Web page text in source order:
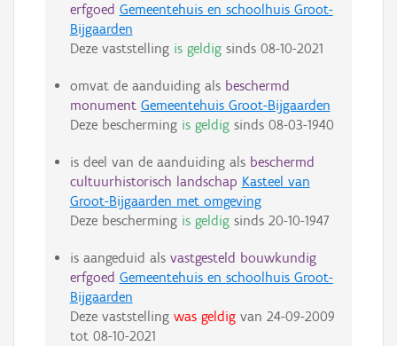
erfgoed Gemeentehuis en schoolhuis Groot-
Bijgaarden
Deze vaststelling is geldigsinds 08-10-2021
omvat de aanduiding als beschermd
monument Gemeentehuis Groot-Bijgaarden
Deze bescherming is geldigsinds 08-03-1940
is deel van de aanduiding als beschermd
cultuurhistorisch landschap Kasteel van
Groot-Bijgaarden met omgeving
Deze bescherming is geldigsinds 20-10-1947
is aangeduid als vastgesteld bouwkundig
erfgoed Gemeentehuis en schoolhuis Groot-
Bijgaarden
Deze vaststelling was geldigvan 24-09-2009
tot 08-10-2021